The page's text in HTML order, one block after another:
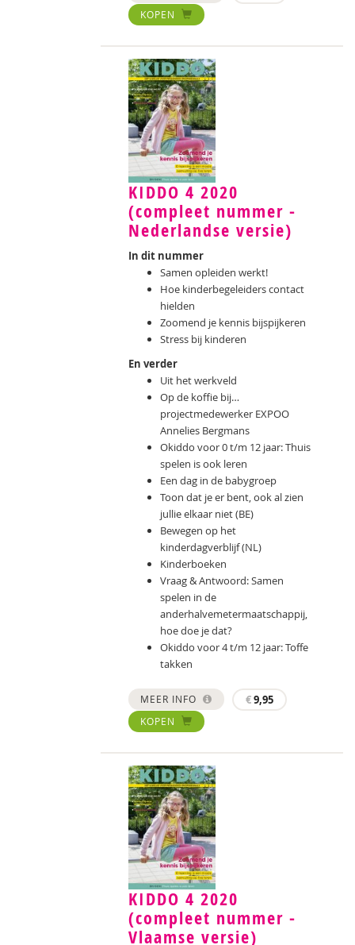
KOPEN
KIDDO 4 2020
(compleet nummer -
Nederlandse versie)
In dit nummer
Samen opleiden werkt!
Hoe kinderbegeleiders contact
hielden
Zoomend je kennis bijspijkeren
Stress bij kinderen
En verder
Uit het werkveld
Op de koffie bij…
projectmedewerker EXPOO
Annelies Bergmans
Okiddo voor 0 t/m 12 jaar: Thuis
spelen is ook leren
Een dag in de babygroep
Toon dat je er bent, ook al zien
jullie elkaar niet (BE)
Bewegen op het
kinderdagverblijf (NL)
Kinderboeken
Vraag & Antwoord: Samen
spelen in de
anderhalvemetermaatschappij,
hoe doe je dat?
Okiddo voor 4 t/m 12 jaar: Toffe
takken
MEER INFO €9,95
KOPEN
KIDDO 4 2020
(compleet nummer -
Vlaamse versie)